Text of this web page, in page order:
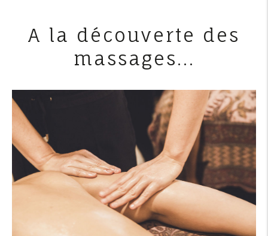
A la découverte des
massages...